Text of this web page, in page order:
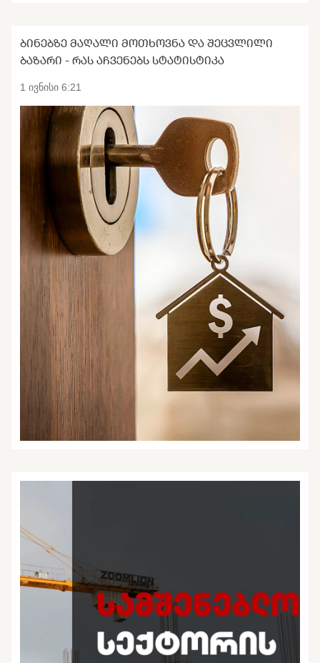
ᲑᲘᲜᲔᲑᲖᲔ ᲛᲐᲦᲐᲚᲘ ᲛᲝᲗᲮᲝᲕᲜᲐ ᲓᲐ ᲨᲔᲪᲕᲚᲘᲚᲘ
ᲑᲐᲖᲐᲠᲘ - ᲠᲐᲡ ᲐᲩᲕᲔᲜᲔᲑᲡ ᲡᲢᲐᲢᲘᲡᲢᲘᲙᲐ
1 ივნისი 6:21